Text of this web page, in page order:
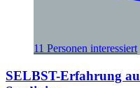
11 Personen interessiert
SELBST-Erfahrung